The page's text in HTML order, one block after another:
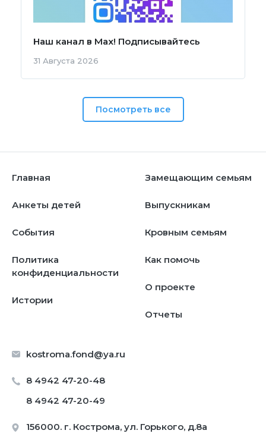
Наш канал в Мах! Подписывайтесь
31 Августа 2026
Посмотреть все
kostroma.fond@ya.ru
8 4942 47-20-48
8 4942 47-20-49
156000. г. Кострома, ул. Горького, д.8а
Главная
Анкеты детей
События
Политика
конфиденциальности
Истории
Замещающим семьям
Выпускникам
Кровным семьям
Как помочь
О проекте
Отчеты